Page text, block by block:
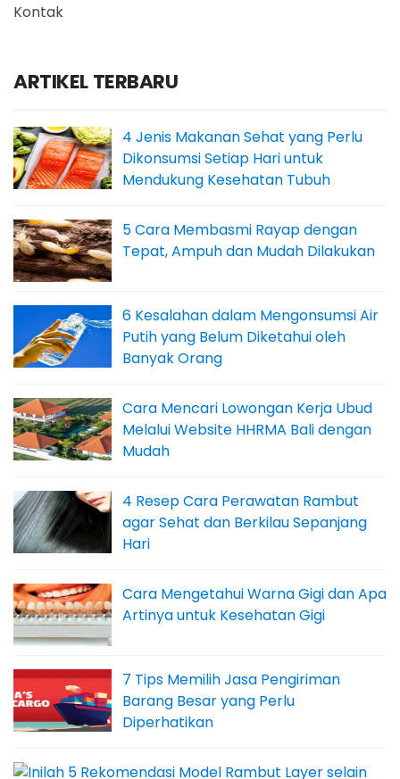
Kontak
ARTIKEL TERBARU
4 Jenis Makanan Sehat yang Perlu
Dikonsumsi Setiap Hari untuk
Mendukung Kesehatan Tubuh
5 Cara Membasmi Rayap dengan
Tepat, Ampuh dan Mudah Dilakukan
6 Kesalahan dalam Mengonsumsi Air
Putih yang Belum Diketahui oleh
Banyak Orang
Cara Mencari Lowongan Kerja Ubud
Melalui Website HHRMA Bali dengan
Mudah
4 Resep Cara Perawatan Rambut
agar Sehat dan Berkilau Sepanjang
Hari
Cara Mengetahui Warna Gigi dan Apa
Artinya untuk Kesehatan Gigi
7 Tips Memilih Jasa Pengiriman
Barang Besar yang Perlu
Diperhatikan